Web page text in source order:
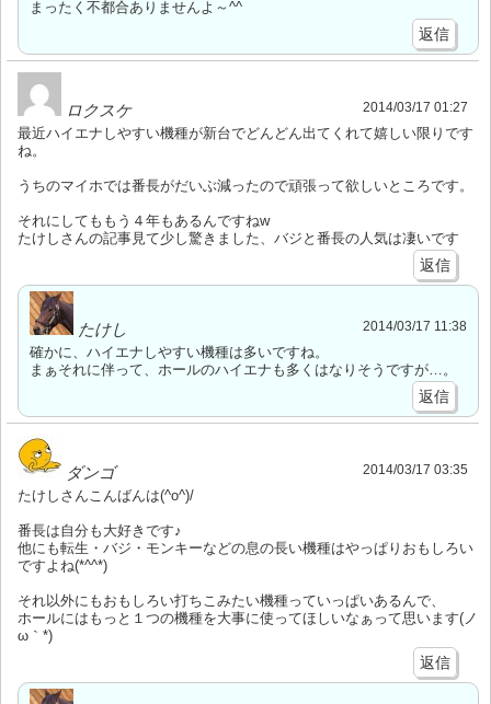
まったく不都合ありませんよ～^^
返信
ロクスケ 2014/03/17 01:27
最近ハイエナしやすい機種が新台でどんどん出てくれて嬉しい限りです
ね。
うちのマイホでは番長がだいぶ減ったので頑張って欲しいところです。
それにしてももう４年もあるんですねw
たけしさんの記事見て少し驚きました、バジと番長の人気は凄いです
返信
たけし 2014/03/17 11:38
確かに、ハイエナしやすい機種は多いですね。
まぁそれに伴って、ホールのハイエナも多くはなりそうですが…。
返信
ダンゴ 2014/03/17 03:35
たけしさんこんばんは(^o^)/
番長は自分も大好きです♪
他にも転生・バジ・モンキーなどの息の長い機種はやっぱりおもしろい
ですよね(*^^*)
それ以外にもおもしろい打ちこみたい機種っていっぱいあるんで、
ホールにはもっと１つの機種を大事に使ってほしいなぁって思います(ノ
ω｀*)
返信